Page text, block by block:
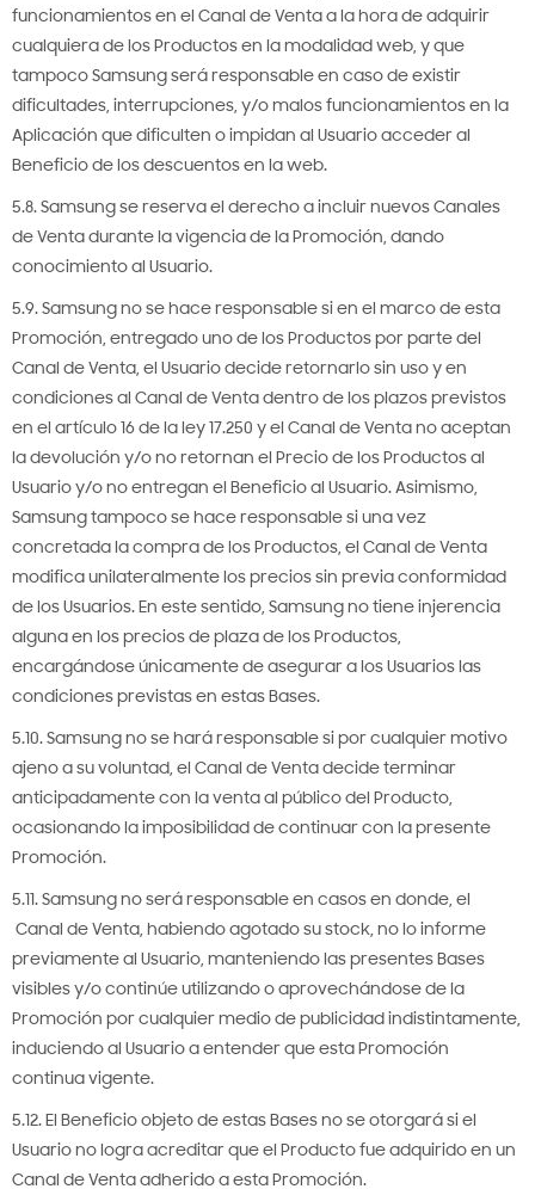
funcionamientos en el Canal de Venta a la hora de adquirir
cualquiera de los Productos en la modalidad web, y que
tampoco Samsung será responsable en caso de existir
dificultades, interrupciones, y/o malos funcionamientos en la
Aplicación que dificulten o impidan al Usuario acceder al
Beneficio de los descuentos en la web.
5.8. Samsung se reserva el derecho a incluir nuevos Canales
de Venta durante la vigencia de la Promoción, dando
conocimiento al Usuario.
5.9. Samsung no se hace responsable si en el marco de esta
Promoción, entregado uno de los Productos por parte del
Canal de Venta, el Usuario decide retornarlo sin uso y en
condiciones al Canal de Venta dentro de los plazos previstos
en el artículo 16 de la ley 17.250 y el Canal de Venta no aceptan
la devolución y/o no retornan el Precio de los Productos al
Usuario y/o no entregan el Beneficio al Usuario. Asimismo,
Samsung tampoco se hace responsable si una vez
concretada la compra de los Productos, el Canal de Venta
modifica unilateralmente los precios sin previa conformidad
de los Usuarios. En este sentido, Samsung no tiene injerencia
alguna en los precios de plaza de los Productos,
encargándose únicamente de asegurar a los Usuarios las
condiciones previstas en estas Bases.
5.10. Samsung no se hará responsable si por cualquier motivo
ajeno a su voluntad, el Canal de Venta decide terminar
anticipadamente con la venta al público del Producto,
ocasionando la imposibilidad de continuar con la presente
Promoción.
5.11. Samsung no será responsable en casos en donde, el
Canal de Venta, habiendo agotado su stock, no lo informe
previamente al Usuario, manteniendo las presentes Bases
visibles y/o continúe utilizando o aprovechándose de la
Promoción por cualquier medio de publicidad indistintamente,
induciendo al Usuario a entender que esta Promoción
continua vigente.
5.12. El Beneficio objeto de estas Bases no se otorgará si el
Usuario no logra acreditar que el Producto fue adquirido en un
Canal de Venta adherido a esta Promoción.